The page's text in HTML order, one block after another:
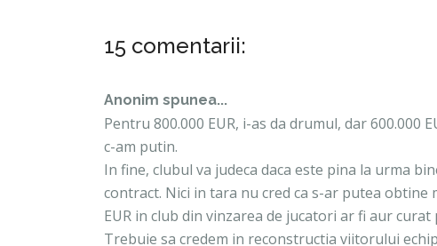
15 comentarii:
Anonim spunea...
Pentru 800.000 EUR, i-as da drumul, dar 600.000
c-am putin.
In fine, clubul va judeca daca este pina la urma
contract. Nici in tara nu cred ca s-ar putea obtine
EUR in club din vinzarea de jucatori ar fi aur
Trebuie sa credem in reconstructia viitorului